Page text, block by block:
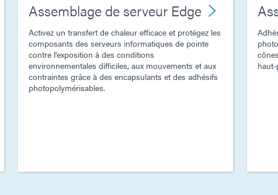
Assemblage de serveur Edge
Activez un transfert de chaleur efficace et protégez les
composants des serveurs informatiques de pointe
contre l'exposition à des conditions
environnementales difficiles, aux mouvements et aux
contraintes grâce à des encapsulants et des adhésifs
photopolymérisables.